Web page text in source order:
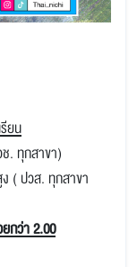
ยน
. ทุกสาขา)
( ปวส. ทุกสาขา
กว่า 2.00